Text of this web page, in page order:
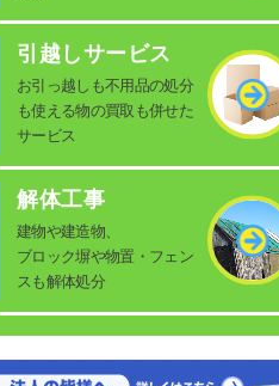
引越しサービス
お引っ越しも不用品の処分
も使える物の買取も併せた
サービス
解体工事
建物や建造物、
ブロック塀や物置・フェン
スも解体処分